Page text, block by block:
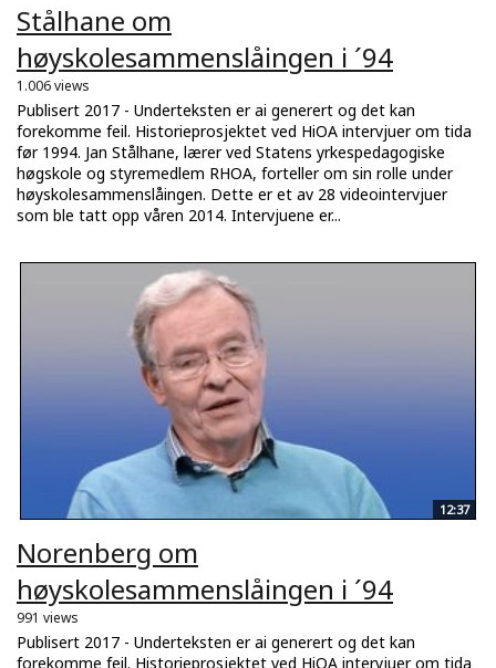
Stålhane om
høyskolesammenslåingen i ´94
1.006 views
Publisert 2017 - Underteksten er ai generert og det kan
forekomme feil. Historieprosjektet ved HiOA intervjuer om tida
før 1994. Jan Stålhane, lærer ved Statens yrkespedagogiske
høgskole og styremedlem RHOA, forteller om sin rolle under
høyskolesammenslåingen. Dette er et av 28 videointervjuer
som ble tatt opp våren 2014. Intervjuene er...
12:37
Norenberg om
høyskolesammenslåingen i ´94
991 views
Publisert 2017 - Underteksten er ai generert og det kan
forekomme feil. Historieprosjektet ved HiOA intervjuer om tida